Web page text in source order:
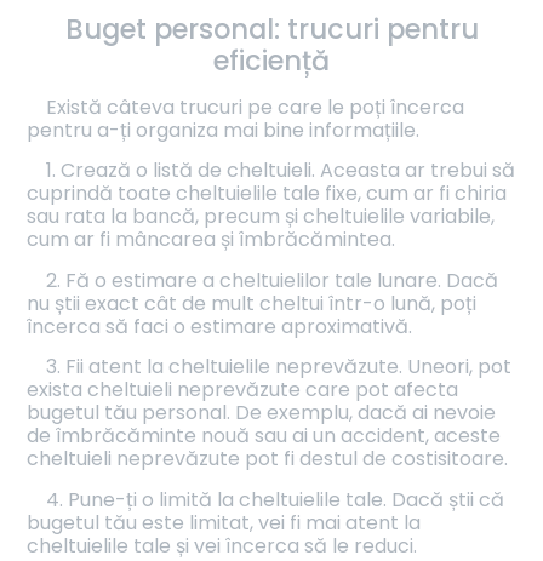
Buget personal: trucuri pentru
eficiență
Există câteva trucuri pe care le poți încerca
pentru a-ți organiza mai bine informațiile.
1. Crează o listă de cheltuieli. Aceasta ar trebui să
cuprindă toate cheltuielile tale fixe, cum ar fi chiria
sau rata la bancă, precum și cheltuielile variabile,
cum ar fi mâncarea și îmbrăcămintea.
2. Fă o estimare a cheltuielilor tale lunare. Dacă
nu știi exact cât de mult cheltui într-o lună, poți
încerca să faci o estimare aproximativă.
3. Fii atent la cheltuielile neprevăzute. Uneori, pot
exista cheltuieli neprevăzute care pot afecta
bugetul tău personal. De exemplu, dacă ai nevoie
de îmbrăcăminte nouă sau ai un accident, aceste
cheltuieli neprevăzute pot fi destul de costisitoare.
4. Pune-ți o limită la cheltuielile tale. Dacă știi că
bugetul tău este limitat, vei fi mai atent la
cheltuielile tale și vei încerca să le reduci.